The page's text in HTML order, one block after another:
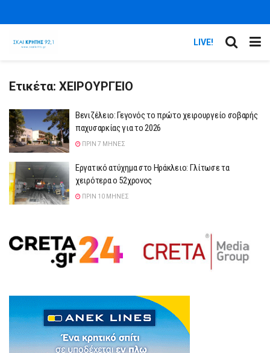
LIVE!
Ετικέτα: ΧΕΙΡΟΥΡΓΕΙΟ
Βενιζέλειο: Γεγονός το πρώτο χειρουργείο σοβαρής
παχυσαρκίας για το 2026
ΠΡΙΝ 7 ΜΉΝΕΣ
Εργατικό ατύχημα στο Ηράκλειο: Γλίτωσε τα
χειρότερα ο 52χρονος
ΠΡΙΝ 10 ΜΉΝΕΣ